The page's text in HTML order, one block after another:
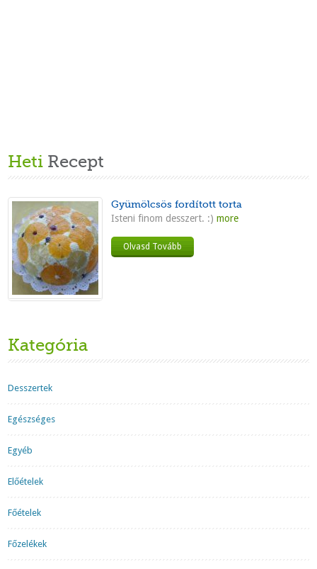
Heti Recept
Gyümölcsös fordított torta
Isteni finom desszert. :) more
Olvasd Tovább
Kategória
Desszertek
Egészséges
Egyéb
Előételek
Főételek
Főzelékek